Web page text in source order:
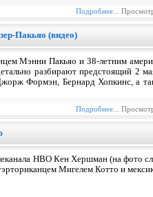
Подробнее...
Пакьяо (видео)
Мэнни Пакьяо и 38-летним
разбирают предстоящий 2
Формэн, Бернард Хопкинс, а
Подробнее...
HBO Кен Хершман (на фото
Мигелем Котто и